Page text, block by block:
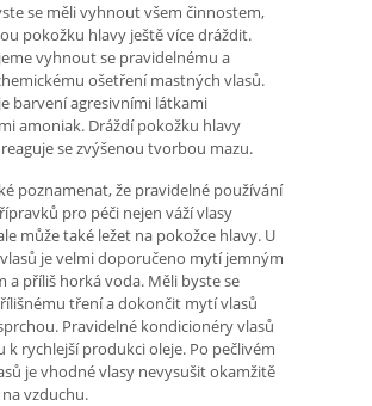
se měli vyhnout všem činnostem,
pokožku hlavy ještě více dráždit.
vyhnout se pravidelnému a
ošetření mastných vlasů.
barvení agresivními látkami
amoniak. Dráždí pokožku hlavy
se zvýšenou tvorbou mazu.
poznamenat, že pravidelné používání
pro péči nejen váží vlasy
může také ležet na pokožce hlavy. U
je velmi doporučeno mytí jemným
a příliš horká voda. Měli byste se
tření a dokončit mytí vlasů
Pravidelné kondicionéry vlasů
k rychlejší produkci oleje. Po pečlivém
je vhodné vlasy nevysušit okamžitě
vzduchu.